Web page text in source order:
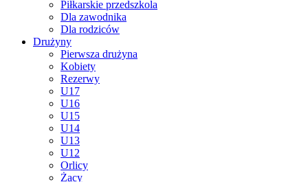
Piłkarskie przedszkola
Dla zawodnika
Dla rodziców
Drużyny
Pierwsza drużyna
Kobiety
Rezerwy
U17
U16
U15
U14
U13
U12
Orlicy
Żacy